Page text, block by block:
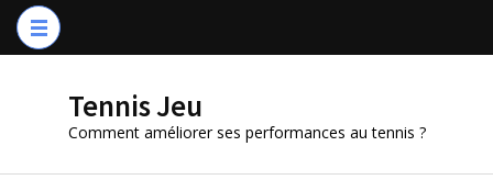
Aller
au
(PressezTennis Jeu
Comment améliorer ses performances au tennis ?